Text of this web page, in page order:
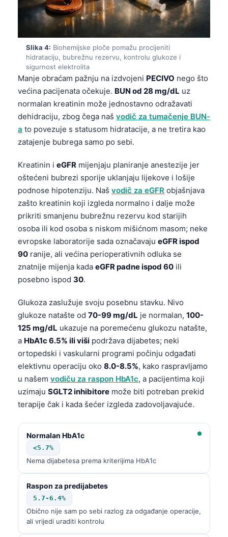
Slika 4: Biohemijske ploče pomažu procijeniti
hidrataciju, bubrežnu rezervu, kontrolu glukoze i
sigurnost elektrolita
Manje obraćam pažnju na izdvojeni PECIVO nego što
većina pacijenata očekuje. BUN od 28 mg/dL uz
normalan kreatinin može jednostavno odražavati
dehidraciju, zbog čega naš vodič za tumačenje BUN-
a to povezuje s statusom hidratacije, a ne tretira kao
zatajenje bubrega samo po sebi.
Kreatinin i eGFR mijenjaju planiranje anestezije jer
oštećeni bubrezi sporije uklanjaju lijekove i lošije
podnose hipotenziju. Naš vodič za eGFR objašnjava
zašto kreatinin koji izgleda normalno i dalje može
prikriti smanjenu bubrežnu rezervu kod starijih
osoba ili kod osoba s niskom mišićnom masom; neke
evropske laboratorije sada označavaju eGFR ispod
90 ranije, ali većina perioperativnih odluka se
znatnije mijenja kada eGFR padne ispod 60 ili
posebno ispod 30.
Glukoza zaslužuje svoju posebnu stavku. Nivo
glukoze natašte od 70-99 mg/dL je normalan, 100-
125 mg/dL ukazuje na poremećenu glukozu natašte,
a HbA1c 6.5% ili viši podržava dijabetes; neki
ortopedski i vaskularni programi počinju odgađati
elektivnu operaciju oko 8.0-8.5%, kako raspravljamo
u našem vodiču za raspon HbA1c, a pacijentima koji
uzimaju SGLT2 inhibitore može biti potreban prekid
terapije čak i kada šećer izgleda zadovoljavajuće.
Normalan HbA1c
<5.7%
Nema dijabetesa prema kriterijima HbA1c
Raspon za predijabetes
5.7-6.4%
Obično nije sam po sebi razlog za odgađanje operacije,
ali vrijedi uraditi kontrolu